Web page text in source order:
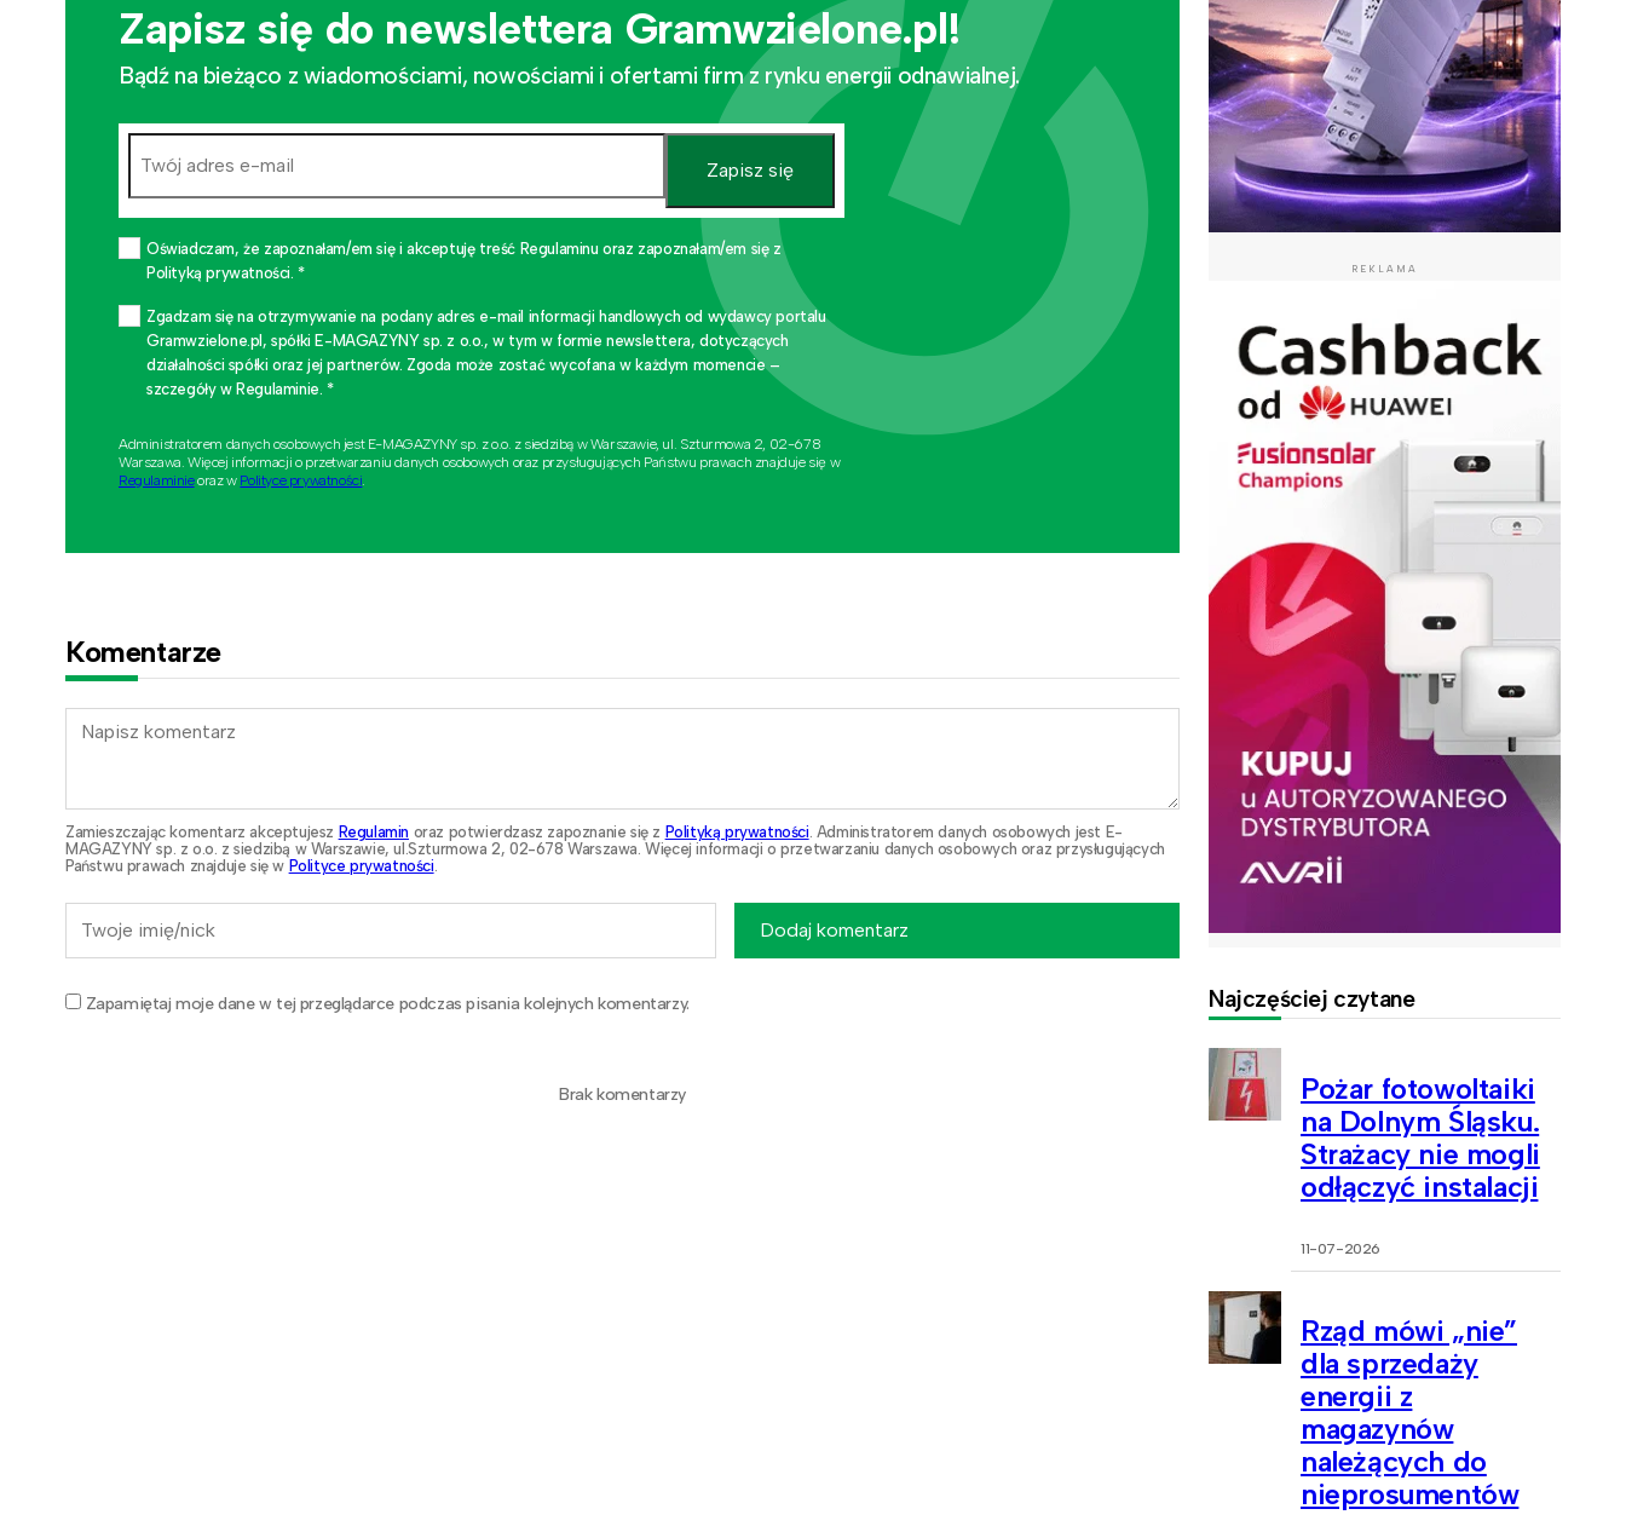
Zapisz się do newslettera Gramwzielone.pl!
Bądź na bieżąco z wiadomościami, nowościami i ofertami firm z rynku energii odnawialnej.
Zapisz się
Oświadczam, że zapoznałam/em się i akceptuję treść Regulaminu oraz zapoznałam/em się z
Polityką prywatności. *
Zgadzam się na otrzymywanie na podany adres e-mail informacji handlowych od wydawcy portalu
Gramwzielone.pl, spółki E-MAGAZYNY sp. z o.o., w tym w formie newslettera, dotyczących
działalności spółki oraz jej partnerów. Zgoda może zostać wycofana w każdym momencie –
szczegóły w Regulaminie. *
Administratorem danych osobowych jest E-MAGAZYNY sp. z o.o. z siedzibą w Warszawie, ul. Szturmowa 2, 02-678
Warszawa. Więcej informacji o przetwarzaniu danych osobowych oraz przysługujących Państwu prawach znajduje się w
Regulaminieoraz w Polityce prywatności
Komentarze
Zamieszczając komentarz akceptujesz Regulamin oraz potwierdzasz zapoznanie się z Polityką prywatności . Administratorem danych osobowych jest E-
MAGAZYNY sp. z o.o. z siedzibą w Warszawie, ul.Szturmowa 2, 02-678 Warszawa. Więcej informacji o przetwarzaniu danych osobowych oraz przysługujących
Państwu prawach znajduje się w Polityce prywatności
Zapamiętaj moje dane w tej przeglądarce podczas pisania kolejnych komentarzy.
Dodaj komentarz
Brak komentarzy
REKLAMA
Najczęściej czytane
Pożar fotowoltaiki
na Dolnym Śląsku.
Strażacy nie mogli
odłączyć instalacji
11-07-2026
Rząd mówi „nie”
dla sprzedaży
energii z
magazynów
należących do
nieprosumentów